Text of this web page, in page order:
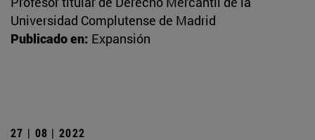
Universidad Complutense de Madrid
Publicado en: Expansión
27 | 08 | 2022